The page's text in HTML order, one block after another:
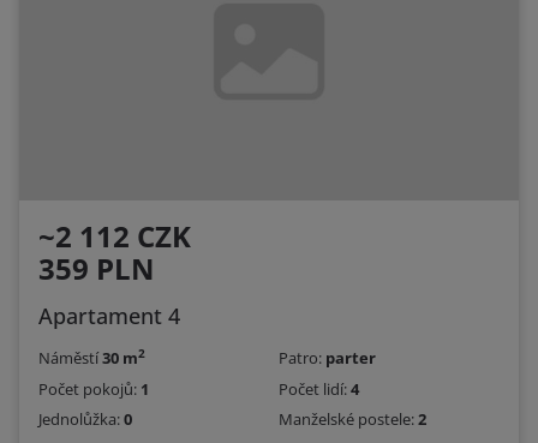
~2 112 CZK
359 PLN
Apartament 4
Náměstí30 m2 Patro: parter
Počet pokojů: 1 Počet lidí:4
Jednolůžka:0 Manželské postele:2